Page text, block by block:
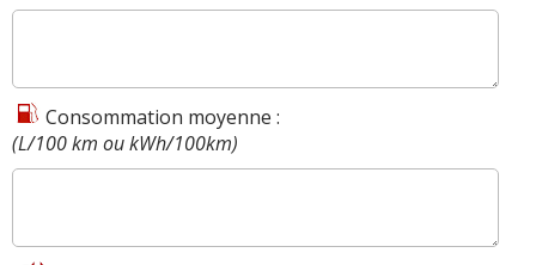
Consommation moyenne :
(L/100 km ou kWh/100km)